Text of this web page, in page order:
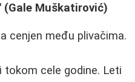
Muškatirović)
cenjen među plivačima.
tokom cele godine. Leti